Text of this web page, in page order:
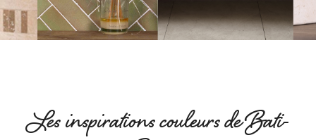
Les inspirations couleurs de Bati-